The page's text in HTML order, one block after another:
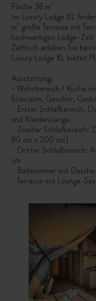
Fläche 38 m²
Im Luxury Lodge XL
m² große Terrasse mit
hochwertigen Lodge-Zelt
Zelttuch erleben Sie
Luxury Lodge XL bietet
Ausstattung:
- Wohnbereich / Küche
Stauraum, Geschirr,
- Erster Schlafbereich:
und Kleiderstange.
- Zweiter Schlafbereich:
80 cm x 200 cm)
- Dritter Schlafbereich:
cm
- Badezimmer mit
- Terrasse mit Lounge-